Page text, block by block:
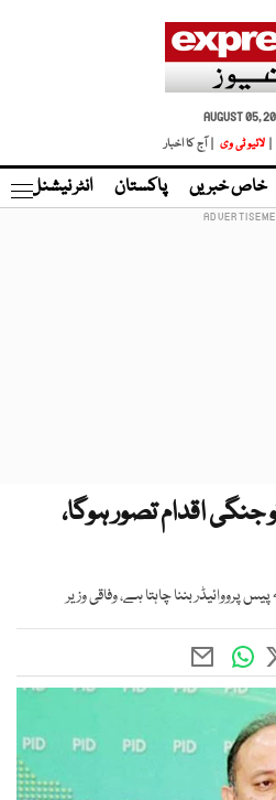
AUGUST 05,
لائیو ٹی وی | آج کا اخبار
خاص خبریں پاکستان انٹر نیشنل
جنگی اقدام تصور ہوگا،
پرووائیڈر بننا چاہتا ہے، وفاقی وزیر